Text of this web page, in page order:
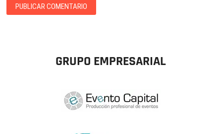
GRUPO EMPRESARIAL